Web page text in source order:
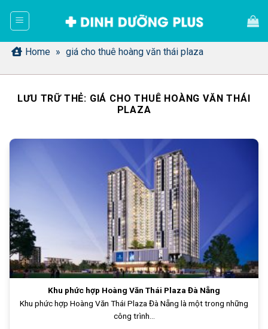
dung Home » giá cho thuê hoàng văn thái plaza
LƯU TRỮ THẺ: GIÁ CHO THUÊ HOÀNG VĂN THÁI
PLAZA
Khu phức hợp Hoàng Văn Thái Plaza Đà Nẵng
Khu phức hợp Hoàng Văn Thái Plaza Đà Nẵng là một trong những
công trình...